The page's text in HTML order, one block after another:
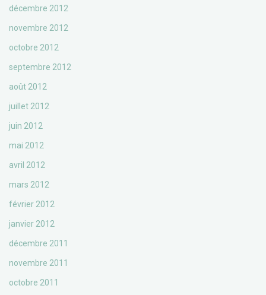
décembre 2012
novembre 2012
octobre 2012
septembre 2012
août 2012
juillet 2012
juin 2012
mai 2012
avril 2012
mars 2012
février 2012
janvier 2012
décembre 2011
novembre 2011
octobre 2011